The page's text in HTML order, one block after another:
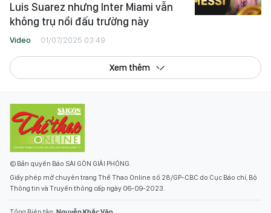
Luis Suarez nhưng Inter Miami vẫn
không trụ nổi đấu trường này
Video 01/07/2025 03:49
Xem thêm
© Bản quyền Báo SÀI GÒN GIẢI PHÓNG.
Giấy phép mở chuyên trang Thể Thao Online số 28/GP-CBC do Cục Báo chí, Bộ
Thông tin và Truyền thông cấp ngày 06-09-2023.